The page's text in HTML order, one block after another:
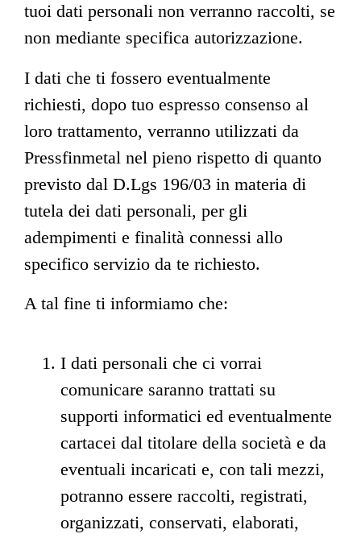
tuoi dati personali non verranno raccolti, se
non mediante specifica autorizzazione.
I dati che ti fossero eventualmente
richiesti, dopo tuo espresso consenso al
loro trattamento, verranno utilizzati da
Pressfinmetal nel pieno rispetto di quanto
previsto dal D.Lgs 196/03 in materia di
tutela dei dati personali, per gli
adempimenti e finalità connessi allo
specifico servizio da te richiesto.
A tal fine ti informiamo che:
I dati personali che ci vorrai
comunicare saranno trattati su
supporti informatici ed eventualmente
cartacei dal titolare della società e da
eventuali incaricati e, con tali mezzi,
potranno essere raccolti, registrati,
organizzati, conservati, elaborati,